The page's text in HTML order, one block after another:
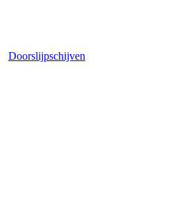
Doorslijpschijven